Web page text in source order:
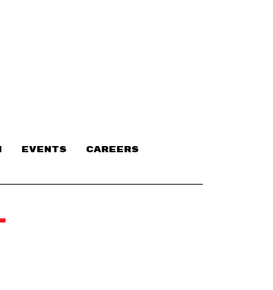
EVENTS CAREERS